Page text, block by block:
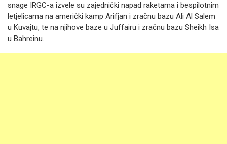
snage IRGC-a izvele su zajednički napad raketama i bespilotnim
letjelicama na američki kamp Arifjan i zračnu bazu Ali Al Salem
u Kuvajtu, te na njihove baze u Juffairu i zračnu bazu Sheikh Isa
u Bahreinu.